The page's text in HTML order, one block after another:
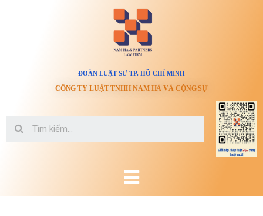
ĐOÀN LUẬT SƯ TP. HỒ CHÍ MINH
CÔNG TY LUẬT TNHH NAM HÀ VÀ CỘNG SỰ